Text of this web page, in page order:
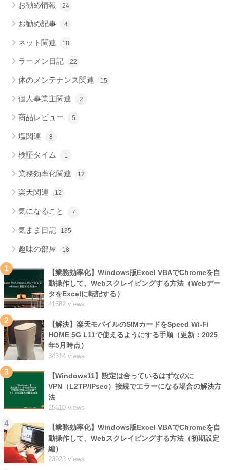
お勧め情報 24
お勧め記事 4
ネット関連 18
ラーメン日記 22
体のメンテナンス関連 15
個人事業主関連 2
商品レビュー 5
塩関連 8
検証タイム 1
業務効率化関連 12
楽天関連 12
気になること 7
気まま日記 135
趣味の部屋 18
1
【業務効率化】Windows版Excel VBAでChromeを自
動操作して、Webスクレイピングする方法（Webデー
タをExcelに転記する）
41582 views
2
【解決】楽天モバイルのSIMカードをSpeed Wi-Fi
HOME 5G L11で使えるようにする手順（更新：2025
年5月時点）
34314 views
3
【Windows11】設定は合っているはずなのに
VPN（L2TP/IPsec）接続でエラーになる場合の解決方
法
25610 views
4
【業務効率化】Windows版Excel VBAでChromeを自
動操作して、Webスクレイピングする方法（初期設定
編）
23923 views